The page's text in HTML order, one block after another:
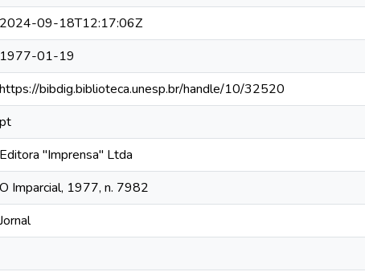
2024-09-18T12:17:06Z
1977-01-19
https://bibdig.biblioteca.unesp.br/handle/10/32520
pt
Editora "Imprensa" Ltda
O Imparcial, 1977, n. 7982
Jornal